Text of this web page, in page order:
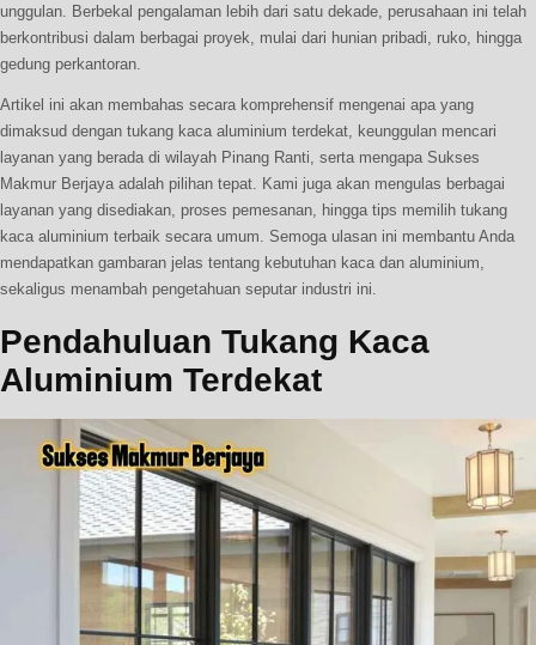
unggulan. Berbekal pengalaman lebih dari satu dekade, perusahaan ini telah
berkontribusi dalam berbagai proyek, mulai dari hunian pribadi, ruko, hingga
gedung perkantoran.
Artikel ini akan membahas secara komprehensif mengenai apa yang
dimaksud dengan tukang kaca aluminium terdekat, keunggulan mencari
layanan yang berada di wilayah Pinang Ranti, serta mengapa Sukses
Makmur Berjaya adalah pilihan tepat. Kami juga akan mengulas berbagai
layanan yang disediakan, proses pemesanan, hingga tips memilih tukang
kaca aluminium terbaik secara umum. Semoga ulasan ini membantu Anda
mendapatkan gambaran jelas tentang kebutuhan kaca dan aluminium,
sekaligus menambah pengetahuan seputar industri ini.
Pendahuluan Tukang Kaca
Aluminium Terdekat